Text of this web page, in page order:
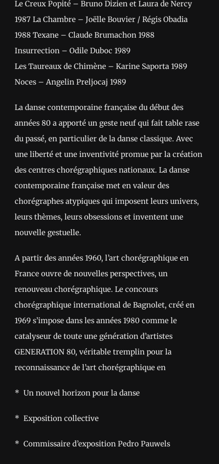
Le Creux Popité – Bruno Dizien et Laura de Nercy
1987 La Chambre – Joëlle Bouvier / Régis Obadia
1988 Texane – Claude Brumachon 1988
Insurrection – Odile Duboc 1989
Les Taureaux de Chimène – Karine Saporta 1989
Noces – Angelin Preljocaj 1989
La danse contemporaine française du début des
années 80 a apporté un geste neuf qui fait table rase
du passé, en particulier de la danse classique. Avec
une liberté et une inventivité promue par la création
des centres chorégraphiques nationaux. La danse
contemporaine française met en valeur des
chorégraphes atypiques qui imposent leurs univers,
leurs thèmes, leurs obsessions et inventent une
nouvelle gestuelle.
A partir des années 1960, l’art chorégraphique en
France ouvre de nouvelles perspectives, un
renouveau chorégraphique. Le concours
chorégraphique international de Bagnolet, créé en
1969 s’impose dans les années 1980 comme le
catalyseur de toute une génération d’artistes
GENERATION 80, véritable tremplin pour la
reconnaissance de l’art chorégraphique en
* Un nouvel horizon pour la danse
* Exposition collective
* Commissaire d’exposition Pedro Pauwels